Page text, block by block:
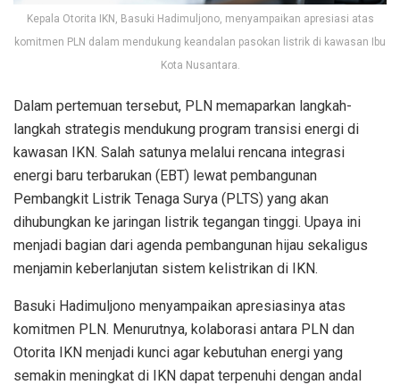
Kepala Otorita IKN, Basuki Hadimuljono, menyampaikan apresiasi atas
komitmen PLN dalam mendukung keandalan pasokan listrik di kawasan Ibu
Kota Nusantara.
Dalam pertemuan tersebut, PLN memaparkan langkah-
langkah strategis mendukung program transisi energi di
kawasan IKN. Salah satunya melalui rencana integrasi
energi baru terbarukan (EBT) lewat pembangunan
Pembangkit Listrik Tenaga Surya (PLTS) yang akan
dihubungkan ke jaringan listrik tegangan tinggi. Upaya ini
menjadi bagian dari agenda pembangunan hijau sekaligus
menjamin keberlanjutan sistem kelistrikan di IKN.
Basuki Hadimuljono menyampaikan apresiasinya atas
komitmen PLN. Menurutnya, kolaborasi antara PLN dan
Otorita IKN menjadi kunci agar kebutuhan energi yang
semakin meningkat di IKN dapat terpenuhi dengan andal